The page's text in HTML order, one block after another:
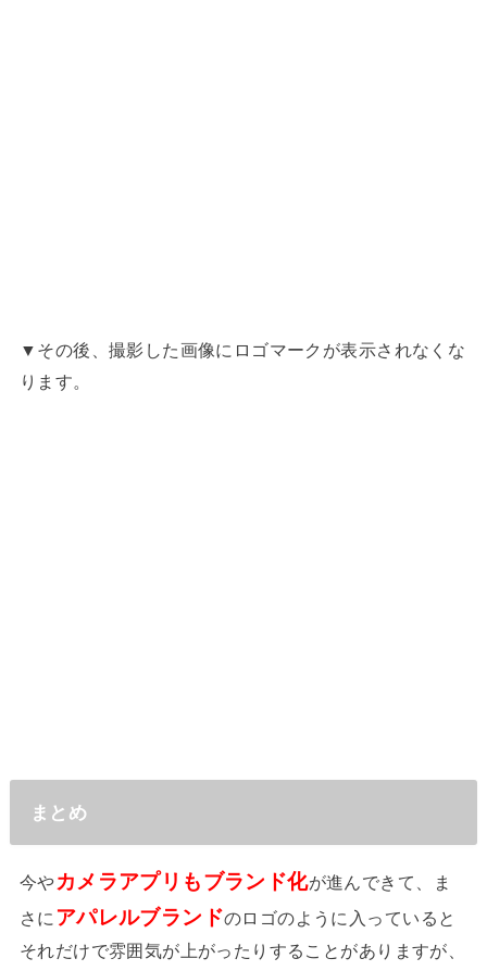
▼その後、撮影した画像にロゴマークが表示されなくな
ります。
まとめ
今やカメラアプリもブランド化が進んできて、ま
さに アパレルブランドのロゴのように入っていると
それだけで雰囲気が上がったりすることがありますが、